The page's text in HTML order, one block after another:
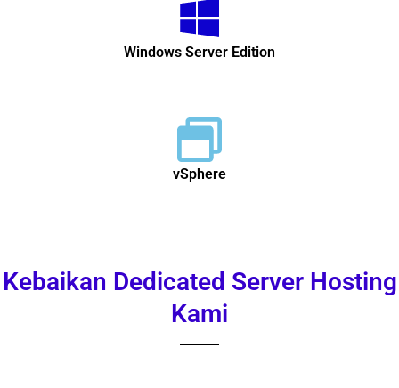
Windows Server Edition
vSphere
Kebaikan Dedicated Server Hosting
Kami